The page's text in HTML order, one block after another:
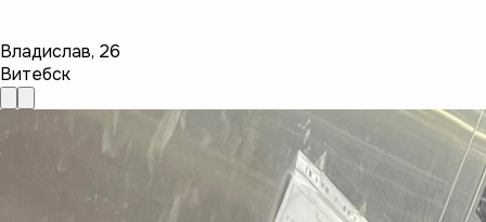
Владислав, 26
Витебск